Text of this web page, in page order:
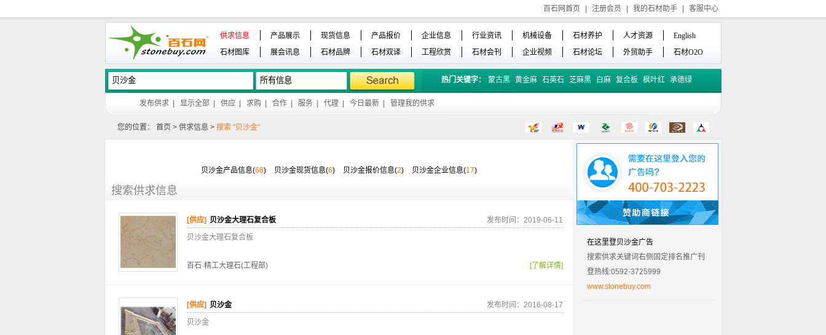
百石网首页 注册会员 我的石材助手 客服中心
供求信息 产品展示 现货信息 产品报价 企业信息 行业资讯 机械设备 石材养护 人才资源
English
石材图库
展会讯息 石材品牌 石材双译 工程欣赏 石材会刊 企业视频 石材论坛 外贸助手 石材O2O
热门关键字： 蒙古黑 黄金麻 石英石 芝麻黑 白麻 复合板 枫叶红 承德绿
发布供求 显示全部 供应 求购 合作 服务 代理 今日最新 管理我的供求
您的位置： 首页 > 供求信息 > 搜索 "贝沙金"
贝沙金产品信息(68) 贝沙金现货信息(6) 贝沙金报价信息(2) 贝沙金企业信息(17)
搜索供求信息
[供应] 贝沙金大理石复合板
发布时间：2019-06-11
贝沙金大理石复合板
百石·精工大理石(工程部) [了解详情]
[供应] 贝沙金
发布时间：2016-08-17
贝沙金
在这里登贝沙金广告
搜索供求关键词右侧固定排名推广刊
登热线:0592-3725999
www.stonebuy.com